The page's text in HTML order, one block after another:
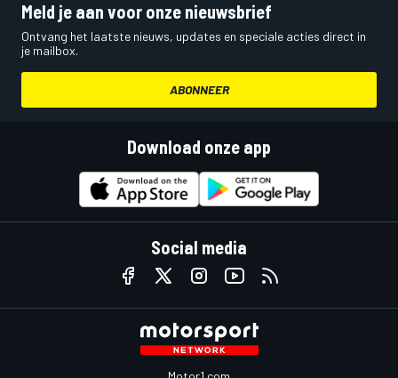
Meld je aan voor onze nieuwsbrief
Ontvang het laatste nieuws, updates en speciale acties direct in
je mailbox.
ABONNEER
Download onze app
Social media